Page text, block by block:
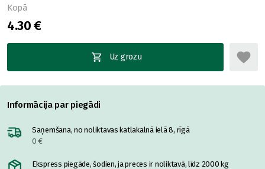
Kopā
4.30 €
Uz grozu
Informācija par piegādi
Saņemšana, no noliktavas katlakalnā ielā 8, rīgā
0 €
Ekspress piegāde, šodien, ja preces ir noliktavā, līdz 2000 kg